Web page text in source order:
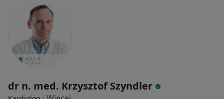
dr n. med. Krzysztof Szyndler